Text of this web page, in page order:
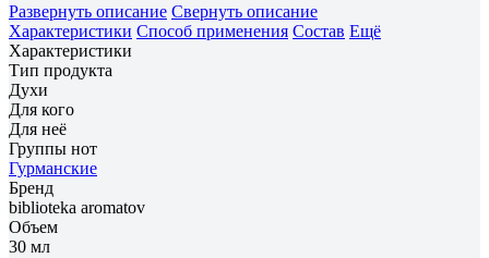
Развернуть описание Свернуть описание
Характеристики Способ применения Состав Ещё
Характеристики
Тип продукта
Духи
Для кого
Для неё
Группы нот
Гурманские
Бренд
biblioteka aromatov
Объем
30 мл